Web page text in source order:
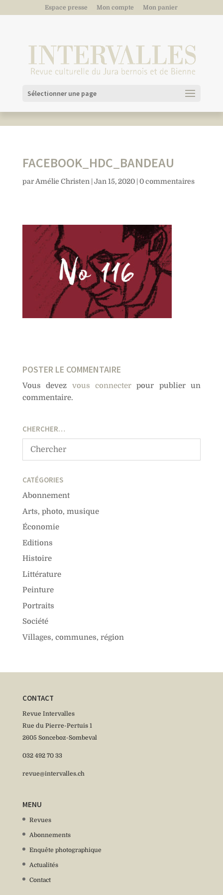
Espace presse Mon compte Mon panier
Sélectionner une page
FACEBOOK_HDC_BANDEAU
parAmélie Christen | Jan 15, 2020| 0 commentaires
POSTER LE COMMENTAIRE
Vous devez vous connecter pour publier un
commentaire.
CHERCHER…
CATÉGORIES
Abonnement
Arts, photo, musique
Économie
Editions
Histoire
Littérature
Peinture
Portraits
Société
Villages, communes, région
CONTACT
Revue Intervalles
Rue du Pierre-Pertuis 1
2605 Sonceboz-Sombeval
032 492 70 33
revue@intervalles.ch
MENU
Revues
Abonnements
Enquête photographique
Actualités
Contact